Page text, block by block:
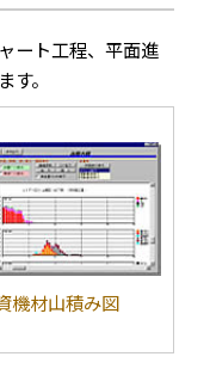
ート工程、平面進
。
機材山積み図